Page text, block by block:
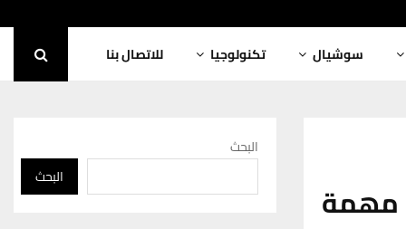
سوشيال تكنولوجيا للاتصال بنا
مھمة
البحث
البحث